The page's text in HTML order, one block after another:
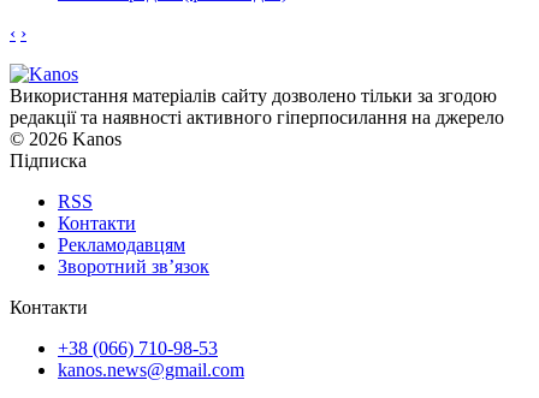
‹ ›
Використання матеріалів сайту дозволено тільки за згодою
редакції та наявності активного гіперпосилання на джерело
© 2026 Kanos
Підписка
RSS
Контакти
Рекламодавцям
Зворотний зв’язок
Контакти
+38 (066) 710-98-53
kanos.news@gmail.com